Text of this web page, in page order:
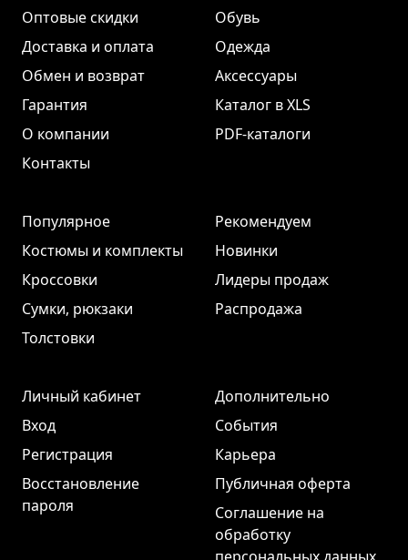
Оптовые скидки
Доставка и оплата
Обмен и возврат
Гарантия
О компании
Контакты
Обувь
Одежда
Аксессуары
Каталог в XLS
PDF-каталоги
Популярное
Костюмы и комплекты
Кроссовки
Сумки, рюкзаки
Толстовки
Рекомендуем
Новинки
Лидеры продаж
Распродажа
Личный кабинет
Вход
Регистрация
Восстановление
пароля
Дополнительно
События
Карьера
Публичная оферта
Соглашение на
обработку